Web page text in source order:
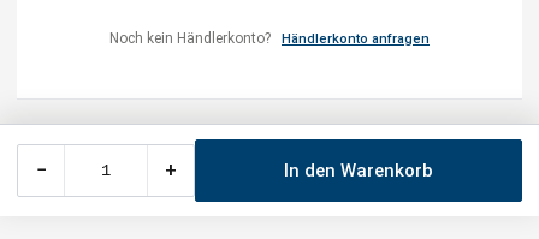
Noch kein Händlerkonto? Händlerkonto anfragen
− + In den Warenkorb